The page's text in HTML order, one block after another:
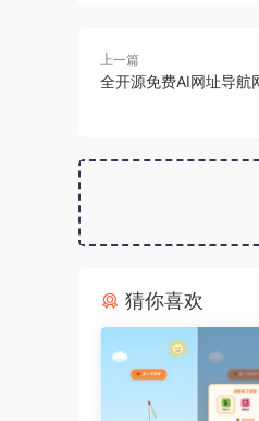
上一篇
全开源免费AI网址导航
猜你喜欢